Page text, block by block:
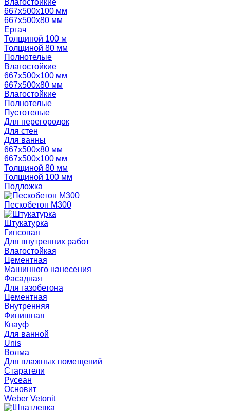
Влагостойкие
667х500х100 мм
667х500х80 мм
Ергач
Толщиной 100 м
Толщиной 80 мм
Полнотелые
Влагостойкие
667х500х100 мм
667х500х80 мм
Влагостойкие
Полнотелые
Пустотелые
Для перегородок
Для стен
Для ванны
667х500х80 мм
667х500х100 мм
Толщиной 80 мм
Толщиной 100 мм
Подложка
Пескобетон М300
Штукатурка
Гипсовая
Для внутренних работ
Влагостойкая
Цементная
Машинного нанесения
Фасадная
Для газобетона
Цементная
Внутренняя
Финишная
Кнауф
Для ванной
Unis
Волма
Для влажных помещений
Старатели
Русеан
Основит
Weber Vetonit